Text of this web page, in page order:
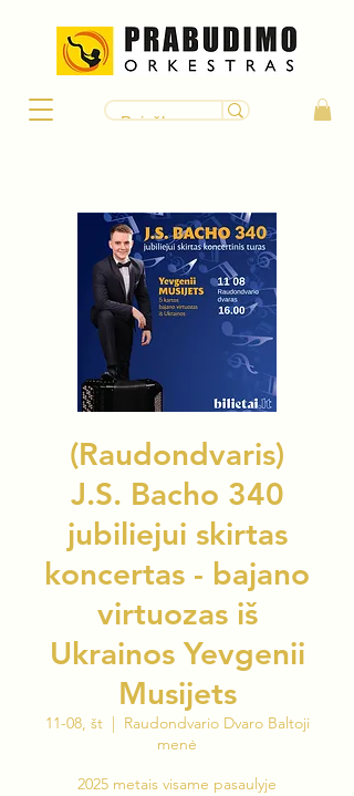
(Raudondvaris)
J.S. Bacho 340
jubiliejui skirtas
koncertas - bajano
virtuozas iš
Ukrainos Yevgenii
Musijets
11-08, št
  |
Raudondvario Dvaro Baltoji
menė
2025 metais visame pasaulyje